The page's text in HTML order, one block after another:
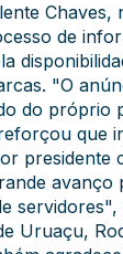
de
"O
do próprio
que
Uruaçu,